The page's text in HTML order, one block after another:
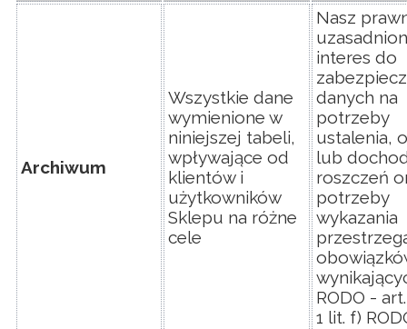
Archiwum
Wszystkie dane
wymienione w
niniejszej tabeli,
wpływające od
klientów i
użytkowników
Sklepu na różne
cele
Nasz
interes do
danych na
potrzeby
ustalenia,
lub
roszczeń
potrzeby
wykazania
RODO -
1 lit. f)